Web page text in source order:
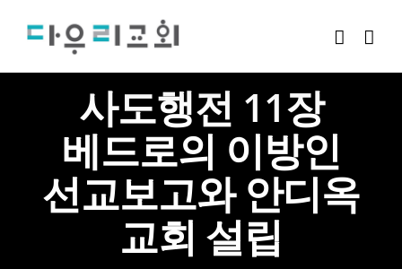
사도행전 11장
베드로의 이방인
선교보고와 안디옥
교회 설립